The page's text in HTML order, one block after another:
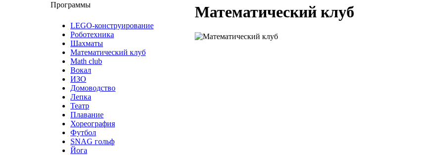
Программы
LEGO-конструирование
Роботехника
Шахматы
Математический клуб
Math club
Вокал
ИЗО
Домоводство
Лепка
Театр
Плавание
Хореография
Футбол
SNAG гольф
Йога
Математический клуб